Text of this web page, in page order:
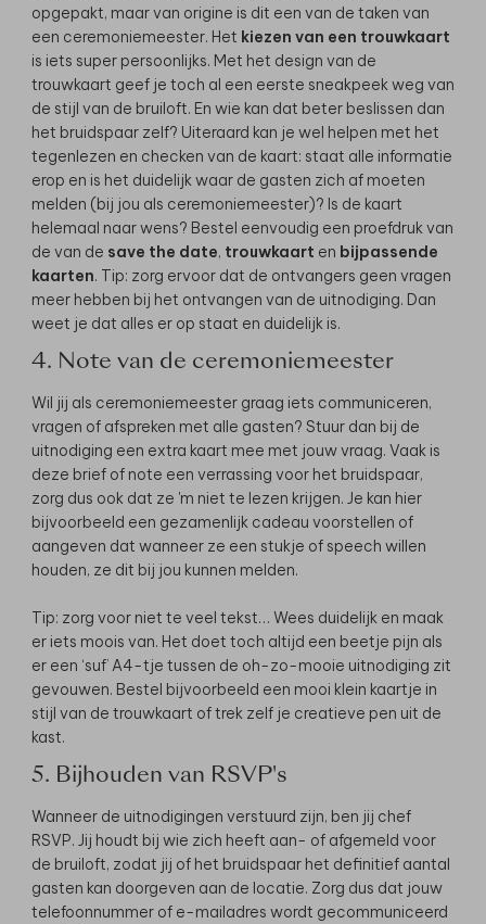
opgepakt, maar van origine is dit een van de taken van
een ceremoniemeester. Het kiezen van een trouwkaart
is iets super persoonlijks. Met het design van de
trouwkaart geef je toch al een eerste sneakpeek weg van
de stijl van de bruiloft. En wie kan dat beter beslissen dan
het bruidspaar zelf? Uiteraard kan je wel helpen met het
tegenlezen en checken van de kaart: staat alle informatie
erop en is het duidelijk waar de gasten zich af moeten
melden (bij jou als ceremoniemeester)? Is de kaart
helemaal naar wens? Bestel eenvoudig een proefdruk van
de van de save the date, trouwkaart en bijpassende
kaarten. Tip: zorg ervoor dat de ontvangers geen vragen
meer hebben bij het ontvangen van de uitnodiging. Dan
weet je dat alles er op staat en duidelijk is.
4. Note van de ceremoniemeester
Wil jij als ceremoniemeester graag iets communiceren,
vragen of afspreken met alle gasten? Stuur dan bij de
uitnodiging een extra kaart mee met jouw vraag. Vaak is
deze brief of note een verrassing voor het bruidspaar,
zorg dus ook dat ze 'm niet te lezen krijgen. Je kan hier
bijvoorbeeld een gezamenlijk cadeau voorstellen of
aangeven dat wanneer ze een stukje of speech willen
houden, ze dit bij jou kunnen melden.
Tip: zorg voor niet te veel tekst… Wees duidelijk en maak
er iets moois van. Het doet toch altijd een beetje pijn als
er een ‘suf’ A4-tje tussen de oh-zo-mooie uitnodiging zit
gevouwen. Bestel bijvoorbeeld een mooi klein kaartje in
stijl van de trouwkaart of trek zelf je creatieve pen uit de
kast.
5. Bijhouden van RSVP's
Wanneer de uitnodigingen verstuurd zijn, ben jij chef
RSVP. Jij houdt bij wie zich heeft aan- of afgemeld voor
de bruiloft, zodat jij of het bruidspaar het definitief aantal
gasten kan doorgeven aan de locatie. Zorg dus dat jouw
telefoonnummer of e-mailadres wordt gecommuniceerd